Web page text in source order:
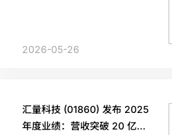
2026-05-26
汇量科技 (01860) 发布 2025
年度业绩：营收突破 20 亿美